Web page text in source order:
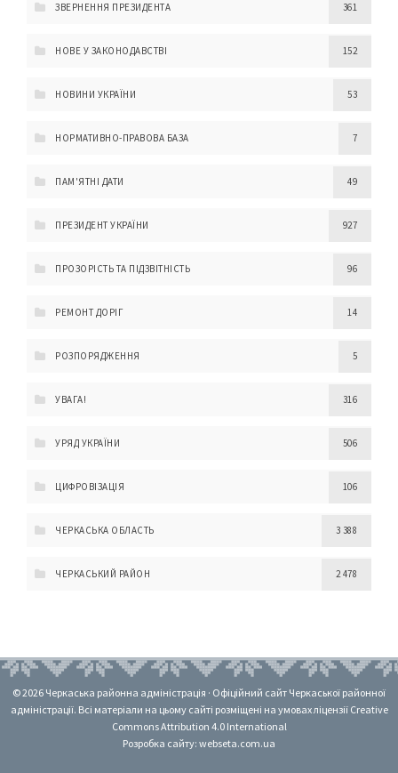
ЗВЕРНЕННЯ ПРЕЗИДЕНТА 361
НОВЕ У ЗАКОНОДАВСТВІ 152
НОВИНИ УКРАЇНИ 53
НОРМАТИВНО-ПРАВОВА БАЗА 7
ПАМ'ЯТНІ ДАТИ 49
ПРЕЗИДЕНТ УКРАЇНИ 927
ПРОЗОРІСТЬ ТА ПІДЗВІТНІСТЬ 96
РЕМОНТ ДОРІГ 14
РОЗПОРЯДЖЕННЯ 5
УВАГА! 316
УРЯД УКРАЇНИ 506
ЦИФРОВІЗАЦІЯ 106
ЧЕРКАСЬКА ОБЛАСТЬ 3 388
ЧЕРКАСЬКИЙ РАЙОН 2 478
© 2026 Черкаська районна адміністрація · Офіційний сайт Черкаської районної
адміністрації. Всі матеріали на цьому сайті розміщені на умовах ліцензії Creative
Commons Attribution 4.0 International
Розробка сайту: webseta.com.ua